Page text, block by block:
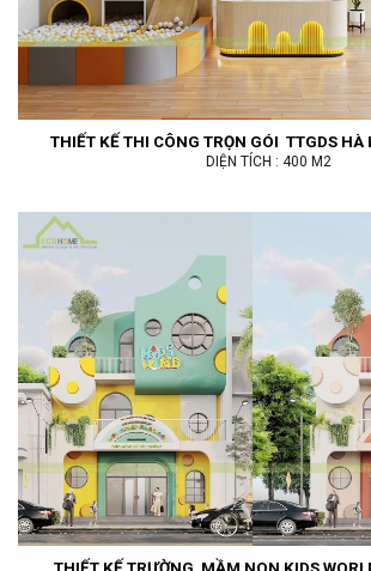
THIẾT KẾ THI CÔNG TRỌN GÓI TTGDS HÀ
DIỆN TÍCH : 400 M2